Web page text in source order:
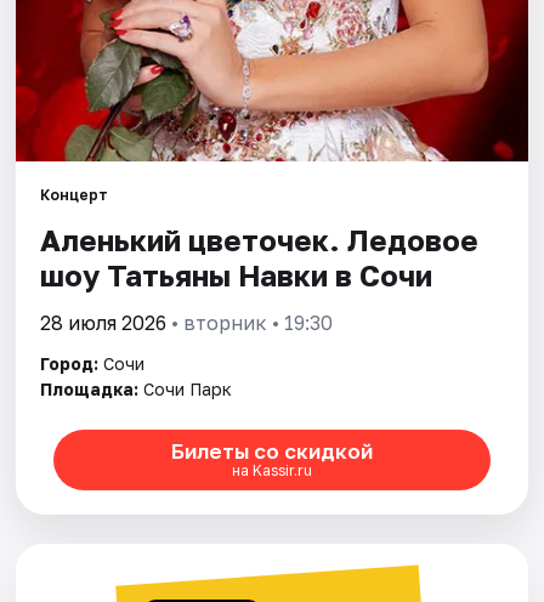
Концерт
Аленький цветочек. Ледовое
шоу Татьяны Навки в Сочи
28 июля 2026 • вторник • 19:30
Город: Сочи
Площадка: Сочи Парк
Билеты со скидкой
на Kassir.ru